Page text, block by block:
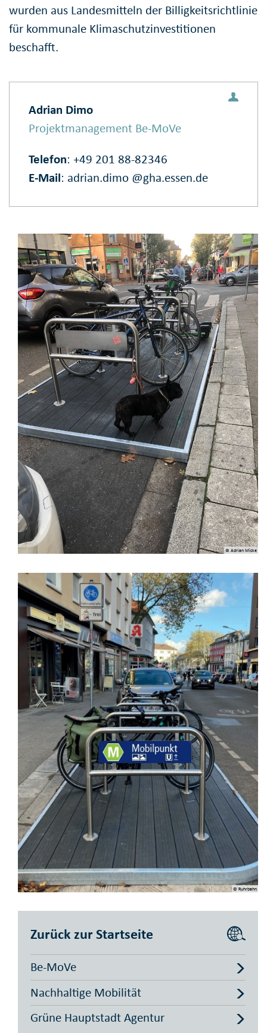
wurden aus Landesmitteln der Billigkeitsrichtlinie
für kommunale Klimaschutzinvestitionen
beschafft.
Adrian Dimo
Projektmanagement Be-MoVe
Telefon: +49 201 88-82346
E‑Mail: adrian.dimo @gha.essen.de
© Adrian Micke
© Ruhrbahn
Zurück zur Startseite
Be-MoVe
Nachhaltige Mobilität
Grüne Hauptstadt Agentur